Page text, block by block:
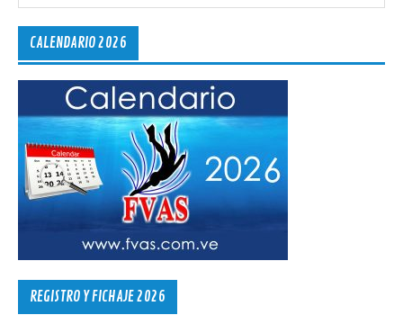
CALENDARIO 2026
REGISTRO Y FICHAJE 2026